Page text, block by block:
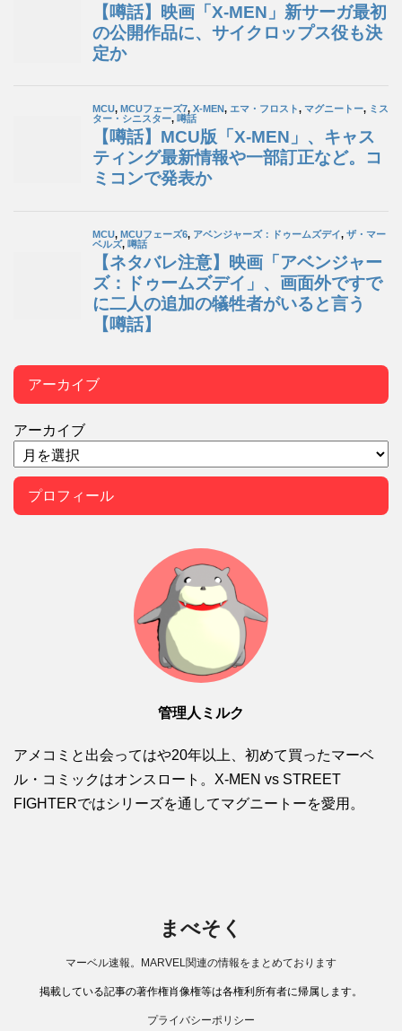
アーカイブ
アーカイブ
プロフィール
管理人ミルク
アメコミと出会ってはや20年以上、初めて買ったマーベ
ル・コミックはオンスロート。X-MEN vs STREET
FIGHTERではシリーズを通してマグニートーを愛用。
まべそく
マーベル速報。MARVEL関連の情報をまとめております
掲載している記事の著作権肖像権等は各権利所有者に帰属します。
プライバシーポリシー